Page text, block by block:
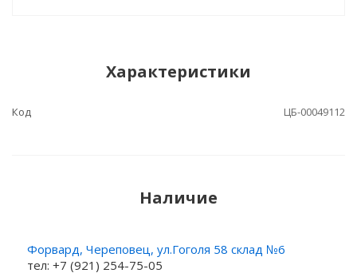
Характеристики
Код ЦБ-00049112
Наличие
Форвард, Череповец, ул.Гоголя 58 склад №6
тел: +7 (921) 254-75-05